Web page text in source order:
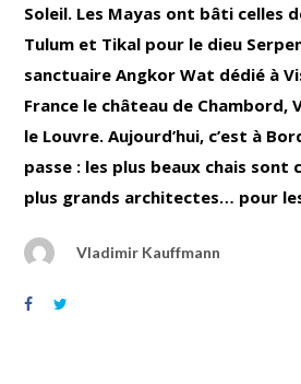
Soleil. Les Mayas ont bâti celles
Tulum et Tikal pour le dieu
sanctuaire Angkor Wat dédié à
France le château de Chambord,
le Louvre. Aujourd’hui, c’est à
passe : les plus beaux chais
plus grands architectes… pour
Vladimir Kauffmann